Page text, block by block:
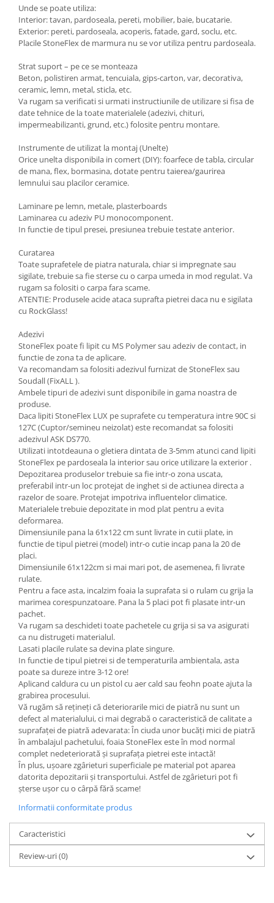
Unde se poate utiliza:
Interior: tavan, pardoseala, pereti, mobilier, baie, bucatarie.
Exterior: pereti, pardoseala, acoperis, fatade, gard, soclu, etc.
Placile StoneFlex de marmura nu se vor utiliza pentru pardoseala.
Strat suport – pe ce se monteaza
Beton, polistiren armat, tencuiala, gips-carton, var, decorativa,
ceramic, lemn, metal, sticla, etc.
Va rugam sa verificati si urmati instructiunile de utilizare si fisa de
date tehnice de la toate materialele (adezivi, chituri,
impermeabilizanti, grund, etc.) folosite pentru montare.
Instrumente de utilizat la montaj (Unelte)
Orice unelta disponibila in comert (DIY): foarfece de tabla, circular
de mana, flex, bormasina, dotate pentru taierea/gaurirea
lemnului sau placilor ceramice.
Laminare pe lemn, metale, plasterboards
Laminarea cu adeziv PU monocomponent.
In functie de tipul presei, presiunea trebuie testate anterior.
Curatarea
Toate suprafetele de piatra naturala, chiar si impregnate sau
sigilate, trebuie sa fie sterse cu o carpa umeda in mod regulat. Va
rugam sa folositi o carpa fara scame.
ATENTIE: Produsele acide ataca suprafta pietrei daca nu e sigilata
cu RockGlass!
Adezivi
StoneFlex poate fi lipit cu MS Polymer sau adeziv de contact, in
functie de zona ta de aplicare.
Va recomandam sa folositi adezivul furnizat de StoneFlex sau
Soudall (FixALL ).
Ambele tipuri de adezivi sunt disponibile in gama noastra de
produse.
Daca lipiti StoneFlex LUX pe suprafete cu temperatura intre 90C si
127C (Cuptor/semineu neizolat) este recomandat sa folositi
adezivul ASK DS770.
Utilizati intotdeauna o gletiera dintata de 3-5mm atunci cand lipiti
StoneFlex pe pardoseala la interior sau orice utilizare la exterior .
Depozitarea produselor trebuie sa fie intr-o zona uscata,
preferabil intr-un loc protejat de inghet si de actiunea directa a
razelor de soare. Protejat impotriva influentelor climatice.
Materialele trebuie depozitate in mod plat pentru a evita
deformarea.
Dimensiunile pana la 61x122 cm sunt livrate in cutii plate, in
functie de tipul pietrei (model) intr-o cutie incap pana la 20 de
placi.
Dimensiunile 61x122cm si mai mari pot, de asemenea, fi livrate
rulate.
Pentru a face asta, incalzim foaia la suprafata si o rulam cu grija la
marimea corespunzatoare. Pana la 5 placi pot fi plasate intr-un
pachet.
Va rugam sa deschideti toate pachetele cu grija si sa va asigurati
ca nu distrugeti materialul.
Lasati placile rulate sa devina plate singure.
In functie de tipul pietrei si de temperaturila ambientala, asta
poate sa dureze intre 3-12 ore!
Aplicand caldura cu un pistol cu aer cald sau feohn poate ajuta la
grabirea procesului.
Vă rugăm să rețineți că deteriorarile mici de piatră nu sunt un
defect al materialului, ci mai degrabă o caracteristică de calitate a
suprafaței de piatră adevarata: În ciuda unor bucăți mici de piatră
în ambalajul pachetului, foaia StoneFlex este în mod normal
complet nedeteriorată și suprafața pietrei este intactă!
În plus, ușoare zgârieturi superficiale pe material pot aparea
datorita depozitarii și transportului. Astfel de zgârieturi pot fi
șterse ușor cu o cârpă fără scame!
Informatii conformitate produs
Caracteristici
Review-uri(0)